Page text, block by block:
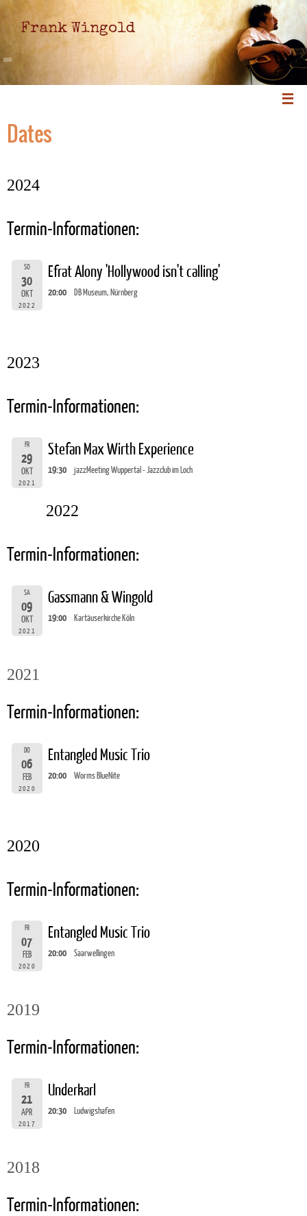
Frank Wingold
Dates
2024
Termin-Informationen:
SO
30
OKT
2022
Efrat Alony 'Hollywood isn't calling'
20:00 DB Museum, Nürnberg
2023
Termin-Informationen:
FR
29
OKT
2021
Stefan Max Wirth Experience
19:30 jazzMeeting Wuppertal - Jazzclub im Loch
2022
Termin-Informationen:
SA
09
OKT
2021
Gassmann & Wingold
19:00 Kartäuserkirche Köln
2021
Termin-Informationen:
DO
06
FEB
2020
Entangled Music Trio
20:00 Worms BlueNite
2020
Termin-Informationen:
FR
07
FEB
2020
Entangled Music Trio
20:00 Saarwellingen
2019
Termin-Informationen:
FR
21
APR
2017
Underkarl
20:30 Ludwigshafen
2018
Termin-Informationen: